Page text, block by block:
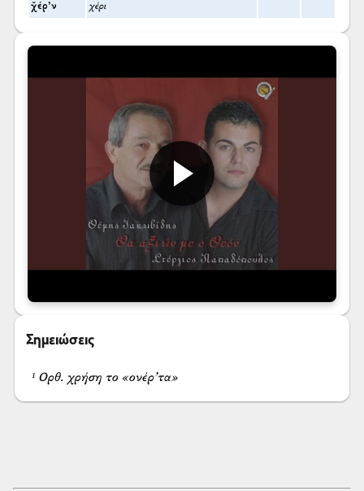
χ̌έρ’ν χέρι
Σημειώσεις
¹ Ορθ. χρήση το «ονέρ’τα»